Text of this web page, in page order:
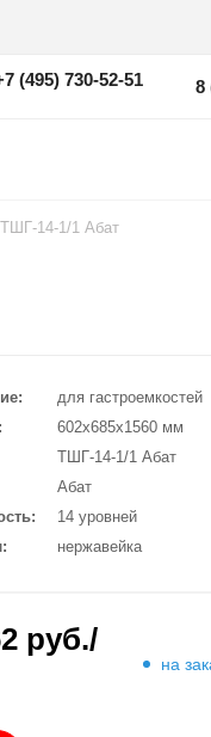
(495) 730-52-51 8
14-1/1 Абат
для гастроемкостей
602х685х1560 мм
ТШГ-14-1/1 Абат
Абат
14 уровней
нержавейка
руб./
на